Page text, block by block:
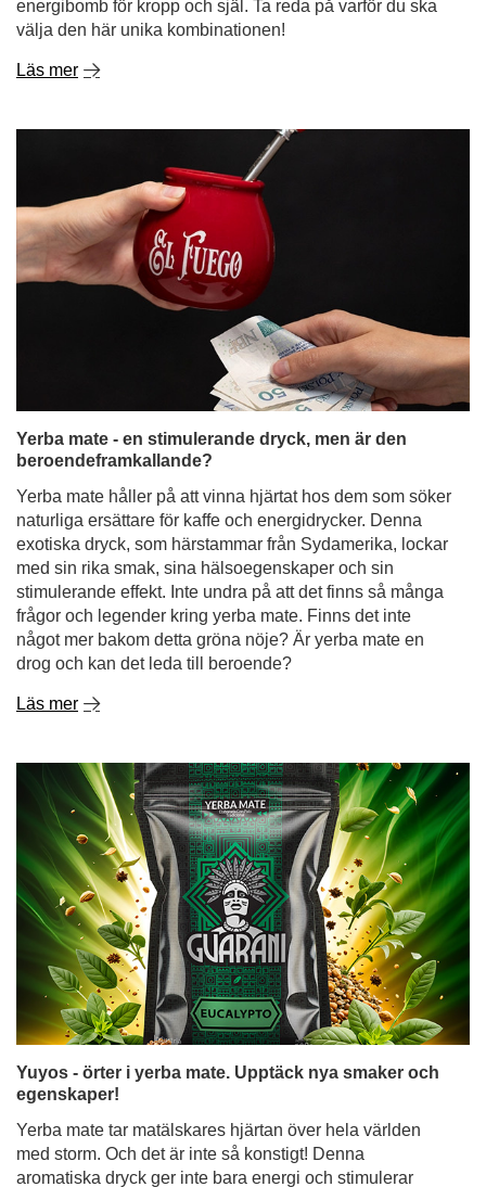
energibomb för kropp och själ. Ta reda på varför du ska
välja den här unika kombinationen!
Läs mer
Yerba mate - en stimulerande dryck, men är den
beroendeframkallande?
Yerba mate håller på att vinna hjärtat hos dem som söker
naturliga ersättare för kaffe och energidrycker. Denna
exotiska dryck, som härstammar från Sydamerika, lockar
med sin rika smak, sina hälsoegenskaper och sin
stimulerande effekt. Inte undra på att det finns så många
frågor och legender kring yerba mate. Finns det inte
något mer bakom detta gröna nöje? Är yerba mate en
drog och kan det leda till beroende?
Läs mer
Yuyos - örter i yerba mate. Upptäck nya smaker och
egenskaper!
Yerba mate tar matälskares hjärtan över hela världen
med storm. Och det är inte så konstigt! Denna
aromatiska dryck ger inte bara energi och stimulerar